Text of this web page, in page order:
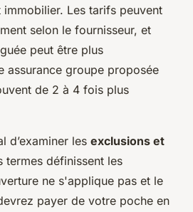
Les tarifs peuvent
selon le fournisseur, et
peut être plus
assurance groupe proposée
de 2 à 4 fois plus
d’examiner les exclusions et
termes définissent les
ne s'applique pas et le
payer de votre poche en